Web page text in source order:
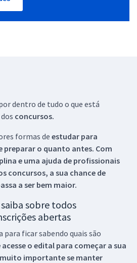
dentro de tudo o que está
concursos.
formas de estudar para
preparar o quanto antes. Com
e uma ajuda de profissionais
concursos, a sua chance de
a ser bem maior.
sobre todos
abertas
para ficar sabendo quais são
o edital para começar a sua
importante se manter